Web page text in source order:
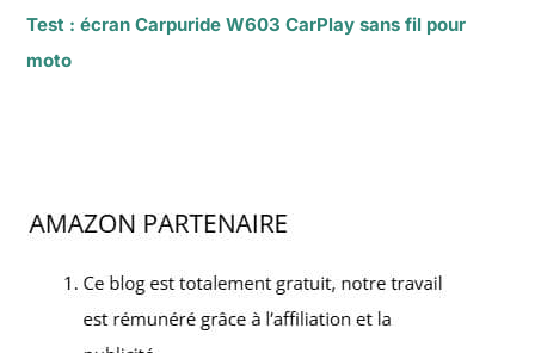
Test : écran Carpuride W603 CarPlay sans fil pour
moto